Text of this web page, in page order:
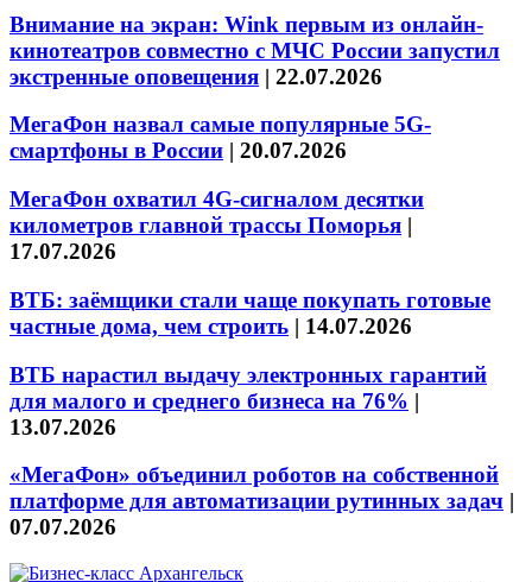
Внимание на экран: Wink первым из онлайн-
кинотеатров совместно с МЧС России запустил
экстренные оповещения | 22.07.2026
МегаФон назвал самые популярные 5G-
смартфоны в России | 20.07.2026
МегаФон охватил 4G-сигналом десятки
километров главной трассы Поморья |
17.07.2026
ВТБ: заёмщики стали чаще покупать готовые
частные дома, чем строить | 14.07.2026
ВТБ нарастил выдачу электронных гарантий
для малого и среднего бизнеса на 76% |
13.07.2026
«МегаФон» объединил роботов на собственной
платформе для автоматизации рутинных задач |
07.07.2026